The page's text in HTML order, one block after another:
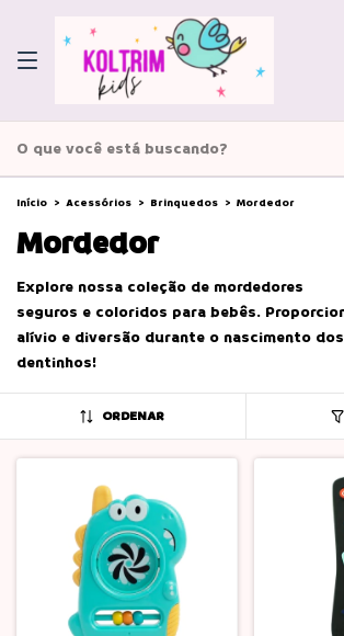
Início > Acessórios > Brinquedos > Mordedor
Mordedor
Explore nossa coleção de mordedores
seguros e coloridos para bebês.
alívio e diversão durante o nascimento dos
dentinhos!
ORDENAR